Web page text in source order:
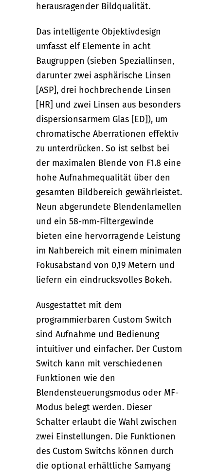
herausragender Bildqualität.
Das intelligente Objektivdesign
umfasst elf Elemente in acht
Baugruppen (sieben Speziallinsen,
darunter zwei asphärische Linsen
[ASP], drei hochbrechende Linsen
[HR] und zwei Linsen aus besonders
dispersionsarmem Glas [ED]), um
chromatische Aberrationen effektiv
zu unterdrücken. So ist selbst bei
der maximalen Blende von F1.8 eine
hohe Aufnahmequalität über den
gesamten Bildbereich gewährleistet.
Neun abgerundete Blendenlamellen
und ein 58-mm-Filtergewinde
bieten eine hervorragende Leistung
im Nahbereich mit einem minimalen
Fokusabstand von 0,19 Metern und
liefern ein eindrucksvolles Bokeh.
Ausgestattet mit dem
programmierbaren Custom Switch
sind Aufnahme und Bedienung
intuitiver und einfacher. Der Custom
Switch kann mit verschiedenen
Funktionen wie den
Blendensteuerungsmodus oder MF-
Modus belegt werden. Dieser
Schalter erlaubt die Wahl zwischen
zwei Einstellungen. Die Funktionen
des Custom Switchs können durch
die optional erhältliche Samyang